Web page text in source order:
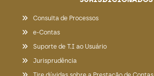
Consulta de Processos
e-Contas
Suporte de T.I ao Usuário
Jurisprudência